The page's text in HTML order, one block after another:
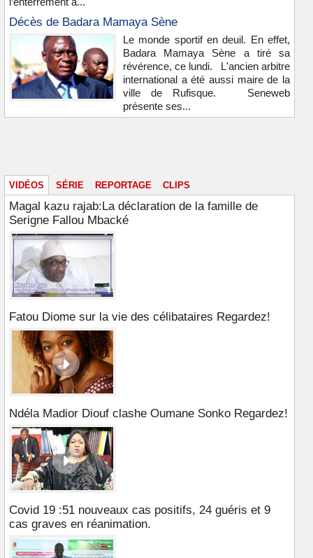
Décès de Badara Mamaya Sène
Le monde sportif en deuil. En effet,
Badara Mamaya Sène a tiré sa
révérence, ce lundi. L'ancien arbitre
international a été aussi maire de la
ville de Rufisque. Seneweb
présente ses...
VIDÉOS SÉRIE REPORTAGE CLIPS
Magal kazu rajab:La déclaration de la famille de
Serigne Fallou Mbacké
Fatou Diome sur la vie des célibataires Regardez!
Ndéla Madior Diouf clashe Oumane Sonko Regardez!
Covid 19 :51 nouveaux cas positifs, 24 guéris et 9
cas graves en réanimation.